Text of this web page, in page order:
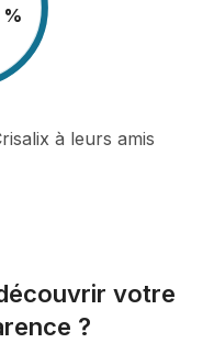
%
à leurs amis
votre
?